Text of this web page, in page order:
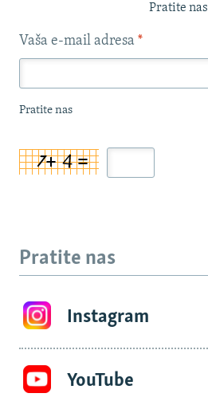
Pratite nas
Vaša e-mail adresa *
Pratite nas
Pratite nas
Instagram
YouTube